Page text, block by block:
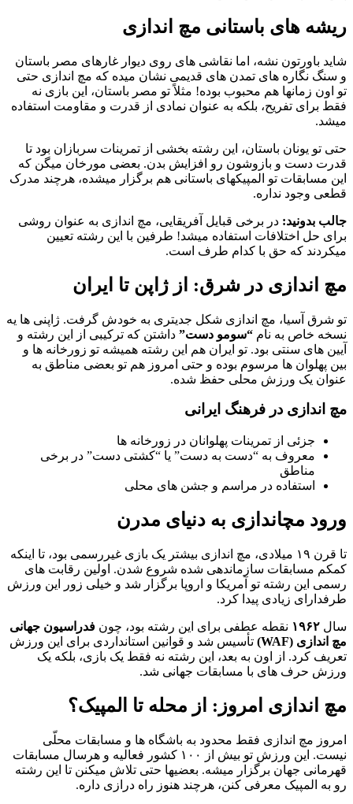
ریشه های باستانی مچ اندازی
شاید باورتون نشه، اما نقاشی های روی دیوار غارهای مصر باستان
و سنگ نگاره های تمدن های قدیمی نشان میده که مچ اندازی حتی
تو اون زمانها هم محبوب بوده! مثلاً تو مصر باستان، این بازی نه
فقط برای تفریح، بلکه به عنوان نمادی از قدرت و مقاومت استفاده
میشد.
حتی تو یونان باستان، این رشته بخشی از تمرینات سربازان بود تا
قدرت دست و بازوشون رو افزایش بدن. بعضی مورخان میگن که
این مسابقات تو المپیکهای باستانی هم برگزار میشده، هرچند مدرک
قطعی وجود نداره.
جالب بدونید: در برخی قبایل آفریقایی، مچ اندازی به عنوان روشی
برای حل اختلافات استفاده میشد! طرفین با این رشته تعیین
میکردند که حق با کدام طرف است.
مچ اندازی در شرق: از ژاپن تا ایران
تو شرق آسیا، مچ اندازی شکل جدیتری به خودش گرفت. ژاپنی ها یه
نسخه خاص به نام “سومو دست” داشتن که ترکیبی از این رشته و
آیین های سنتی بود. تو ایران هم این رشته همیشه تو زورخانه ها و
بین پهلوان ها مرسوم بوده و حتی امروز هم تو بعضی مناطق به
عنوان یک ورزش محلی حفظ شده.
مچ اندازی در فرهنگ ایرانی
جزئی از تمرینات پهلوانان در زورخانه ها
معروف به “دست به دست” یا “کشتی دست” در برخی
مناطق
استفاده در مراسم و جشن های محلی
ورود مچاندازی به دنیای مدرن
تا قرن ۱۹ میلادی، مچ اندازی بیشتر یک بازی غیررسمی بود، تا اینکه
کمکم مسابقات سازماندهی شده شروع شدن. اولین رقابت های
رسمی این رشته تو آمریکا و اروپا برگزار شد و خیلی زور این ورزش
طرفدارای زیادی پیدا کرد.
سال ۱۹۶۲ نقطه عطفی برای این رشته بود، چون فدراسیون جهانی
مچ اندازی (WAF)
تأسیس شد و قوانین استانداردی برای این ورزش
تعریف کرد. از اون به بعد، این رشته نه فقط یک بازی، بلکه یک
ورزش حرف های با مسابقات جهانی شد.
مچ اندازی امروز: از محله تا المپیک؟
امروز مچ اندازی فقط محدود به باشگاه ها و مسابقات محلّی
نیست. این ورزش تو بیش از ۱۰۰ کشور فعالیه و هرسال مسابقات
قهرمانی جهان برگزار میشه. بعضیها حتی تلاش میکنن تا این رشته
رو به المپیک معرفی کنن، هرچند هنوز راه درازی داره.